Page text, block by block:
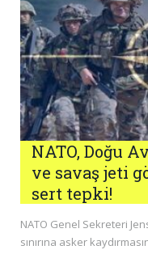
NATO, Doğu
ve savaş jeti
sert tepki!
NATO Genel Sekreteri
sınırına asker